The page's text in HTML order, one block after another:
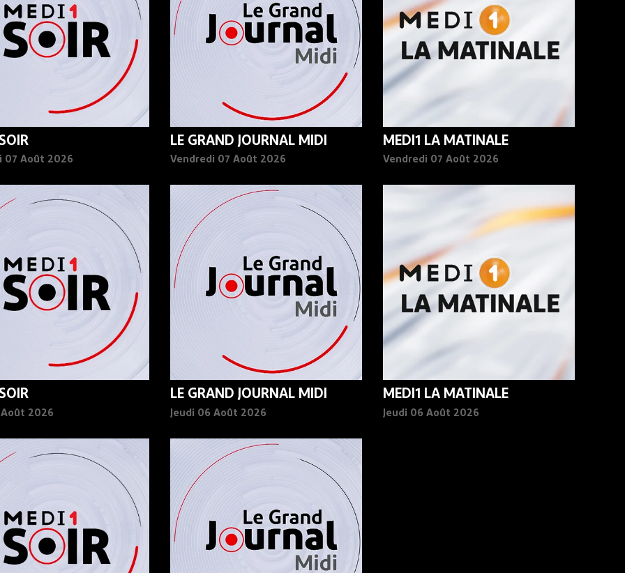
07 Août 2026
LE GRAND JOURNAL MIDI
Vendredi 07 Août 2026
MEDI1 LA MATINALE
Vendredi 07 Août 2026
2026
LE GRAND JOURNAL MIDI
Jeudi 06 Août 2026
MEDI1 LA MATINALE
Jeudi 06 Août 2026